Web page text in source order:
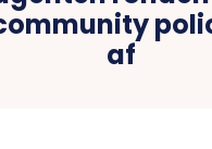
af